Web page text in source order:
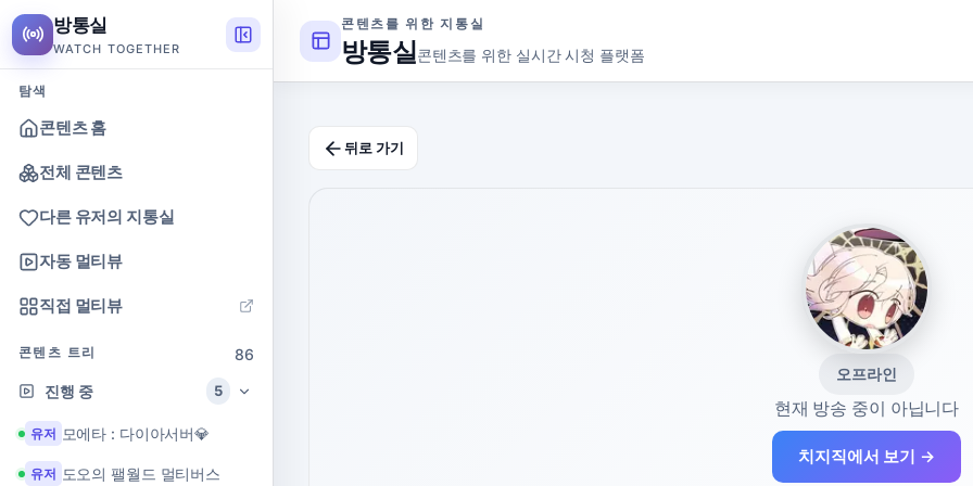
방통실
WATCH TOGETHER
탐색
콘텐츠 홈
전체 콘텐츠
다른 유저의 지통실
자동 멀티뷰
직접 멀티뷰
콘텐츠 트리
86
진행 중
5
유저 모에타 : 다이아서버💎
유저 도오의 팰월드 멀티버스
콘텐츠를 위한 지통실
방통실콘텐츠를 위한 실시간 시청 플랫폼
뒤로 가기
오프라인
현재 방송 중이 아닙니다
치지직에서 보기 →